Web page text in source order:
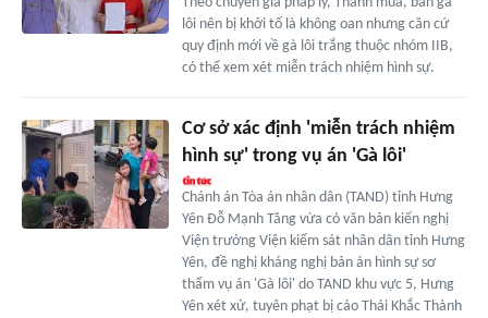
lôi nên bị khởi tố là không oan nhưng căn cứ
quy định mới về gà lôi trắng thuộc nhóm IIB,
có thể xem xét miễn trách nhiệm hình sự.
Cơ sở xác định 'miễn trách nhiệm
hình sự' trong vụ án 'Gà lôi'
Chánh án Tòa án nhân dân (TAND) tỉnh Hưng
Yên Đỗ Mạnh Tăng vừa có văn bản kiến nghị
Viện trưởng Viện kiểm sát nhân dân tỉnh Hưng
Yên, đề nghị kháng nghị bản án hình sự sơ
thẩm vụ án 'Gà lôi' do TAND khu vực 5, Hưng
Yên xét xử, tuyên phạt bị cáo Thái Khắc Thành